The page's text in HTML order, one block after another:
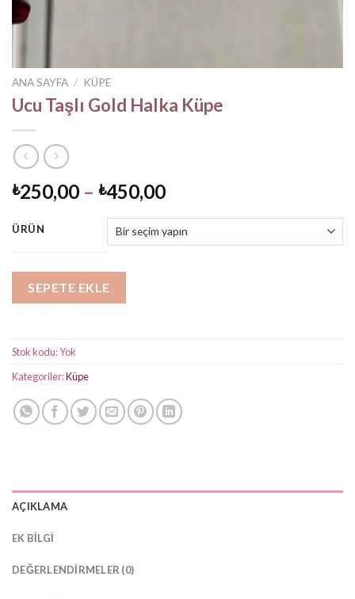
ANA SAYFA / KÜPE
Ucu Taşlı Gold Halka Küpe
₺250,00 – ₺450,00Fiyat
₺250,00
-
ÜRÜN
SEPETE EKLE
Stok kodu:Yok
Kategoriler:Küpe
AÇIKLAMA
EK BILGI
DEĞERLENDIRMELER (0)